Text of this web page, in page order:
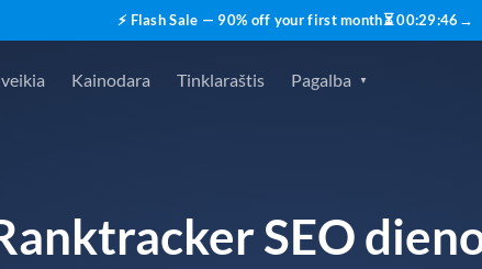
⚡ Flash Sale — 90% off your first month⏳00:29:45 →
Kainodara Tinklaraštis Pagalba
SEO